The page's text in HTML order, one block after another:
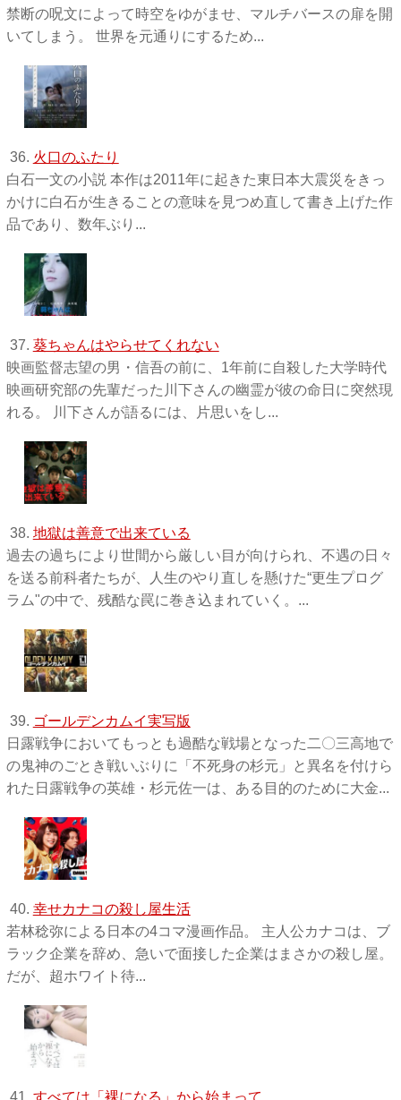
禁断の呪文によって時空をゆがませ、マルチバースの扉を開
いてしまう。 世界を元通りにするため...
36. 火口のふたり
白石一文の小説 本作は2011年に起きた東日本大震災をきっ
かけに白石が生きることの意味を見つめ直して書き上げた作
品であり、数年ぶり...
37. 葵ちゃんはやらせてくれない
映画監督志望の男・信吾の前に、1年前に自殺した大学時代
映画研究部の先輩だった川下さんの幽霊が彼の命日に突然現
れる。 川下さんが語るには、片思いをし...
38. 地獄は善意で出来ている
過去の過ちにより世間から厳しい目が向けられ、不遇の日々
を送る前科者たちが、人生のやり直しを懸けた“更生プログ
ラム"の中で、残酷な罠に巻き込まれていく。...
39. ゴールデンカムイ実写版
日露戦争においてもっとも過酷な戦場となった二〇三高地で
の鬼神のごとき戦いぶりに「不死身の杉元」と異名を付けら
れた日露戦争の英雄・杉元佐一は、ある目的のために大金...
40. 幸せカナコの殺し屋生活
若林稔弥による日本の4コマ漫画作品。 主人公カナコは、ブ
ラック企業を辞め、急いで面接した企業はまさかの殺し屋。
だが、超ホワイト待...
41. すべては「裸になる」から始まって